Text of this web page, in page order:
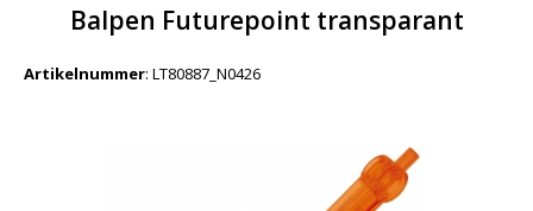
Balpen Futurepoint transparant
Artikelnummer: LT80887_N0426